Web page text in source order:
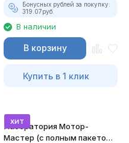
Бонусных рублей за покупку:
319.07руб.
В наличии
В корзину
Купить в 1 клик
хит
Лаборатория Мотор-
Мастер (с полным пакетом